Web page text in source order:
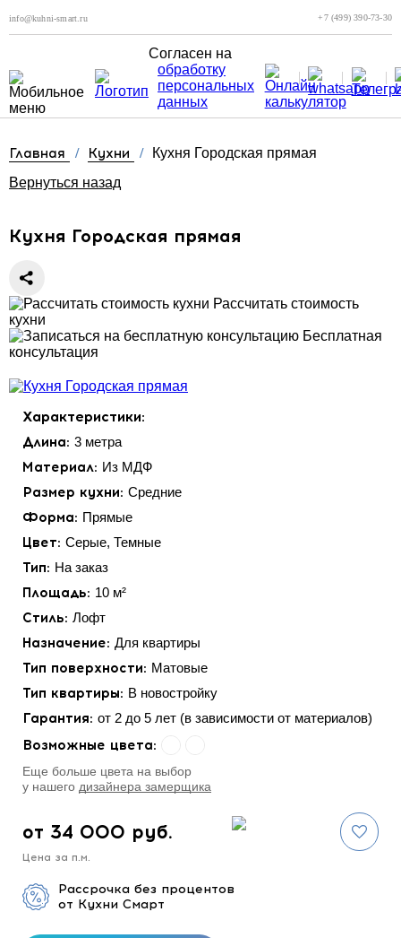
info@kuhni-smart.ru +7 (499) 390-73-30
Согласен на
обработку
персональных
данных
Главная / Кухни /
Кухня Городская прямая
Вернуться назад
Кухня Городская прямая
Рассчитать стоимость
кухни
Бесплатная
консультация
Характеристики:
Длина: 3 метра
Материал: Из МДФ
Размер кухни: Средние
Форма: Прямые
Цвет: Серые, Темные
Тип: На заказ
Площадь: 10 м²
Стиль: Лофт
Назначение: Для квартиры
Тип поверхности: Матовые
Тип квартиры: В новостройку
Гарантия: от 2 до 5 лет (в зависимости от материалов)
Возможные цвета:
Eще больше цвета на выбор
у нашего дизайнера замерщика
от 34 000 руб.
Цена за п.м.
Рассрочка без процентов
от Кухни Смарт